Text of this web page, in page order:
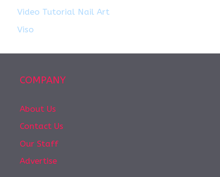
Video Tutorial Nail Art
Viso
COMPANY
About Us
Contact Us
Our Staff
Advertise